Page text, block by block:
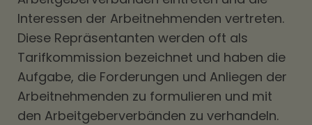
Interessen der Arbeitnehmenden vertreten.
Diese Repräsentanten werden oft als
Tarifkommission bezeichnet und haben die
Aufgabe, die Forderungen und Anliegen der
Arbeitnehmenden zu formulieren und mit
den Arbeitgeberverbänden zu verhandeln.